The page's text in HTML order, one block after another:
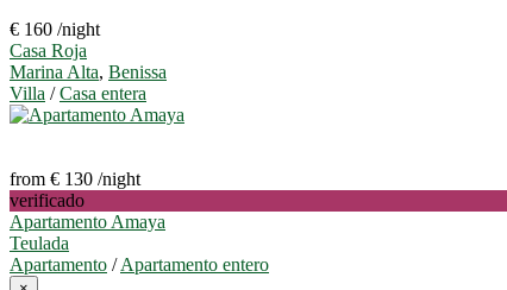
€ 160 /night
Casa Roja
Marina Alta, Benissa
Villa /Casa entera
from € 130 /night
verificado
Apartamento Amaya
Teulada
Apartamento /Apartamento entero